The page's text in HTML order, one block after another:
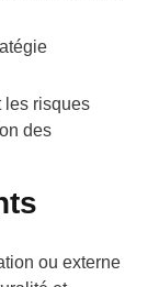
les risques
des
ou externe